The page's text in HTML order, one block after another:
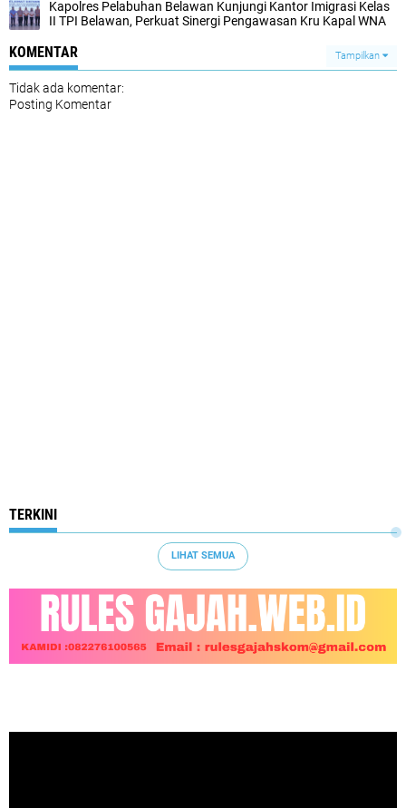
Kapolres Pelabuhan Belawan Kunjungi Kantor Imigrasi Kelas
II TPI Belawan, Perkuat Sinergi ‎Pengawasan Kru Kapal WNA ‎
KOMENTAR Tampilkan
Tidak ada komentar:
Posting Komentar
TERKINI
LIHAT SEMUA